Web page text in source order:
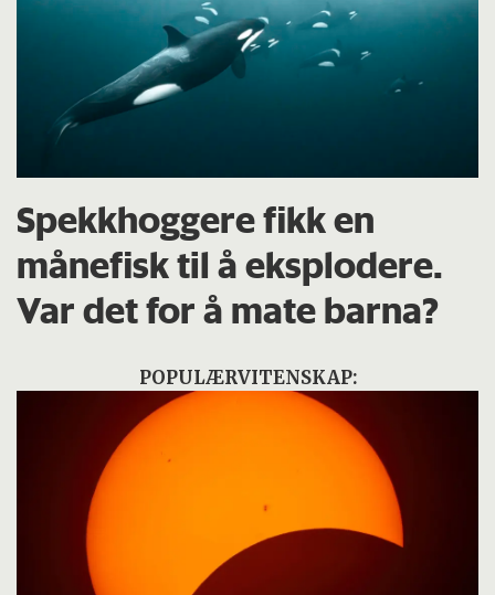
Spekkhoggere fikk en
månefisk til å eksplodere.
Var det for å mate barna?
POPULÆRVITENSKAP: